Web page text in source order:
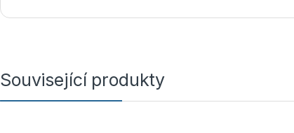
Související produkty